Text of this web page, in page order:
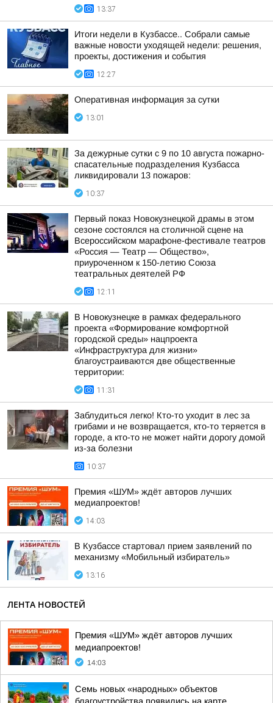
13:37
Итоги недели в Кузбассе.. Собрали самые
важные новости уходящей недели: решения,
проекты, достижения и события
12:27
Оперативная информация за сутки
13:01
За дежурные сутки с 9 по 10 августа пожарно-
спасательные подразделения Кузбасса
ликвидировали 13 пожаров:
10:37
Первый показ Новокузнецкой драмы в этом
сезоне состоялся на столичной сцене на
Всероссийском марафоне-фестивале театров
«Россия — Театр — Общество»,
приуроченном к 150-летию Союза
театральных деятелей РФ
12:11
В Новокузнецке в рамках федерального
проекта «Формирование комфортной
городской среды» нацпроекта
«Инфраструктура для жизни»
благоустраиваются две общественные
территории:
11:31
Заблудиться легко! Кто-то уходит в лес за
грибами и не возвращается, кто-то теряется в
городе, а кто-то не может найти дорогу домой
из-за болезни
10:37
Премия «ШУМ» ждёт авторов лучших
медиапроектов!
14:03
В Кузбассе стартовал прием заявлений по
механизму «Мобильный избиратель»
13:16
ЛЕНТА НОВОСТЕЙ
Премия «ШУМ» ждёт авторов лучших
медиапроектов!
14:03
Семь новых «народных» объектов